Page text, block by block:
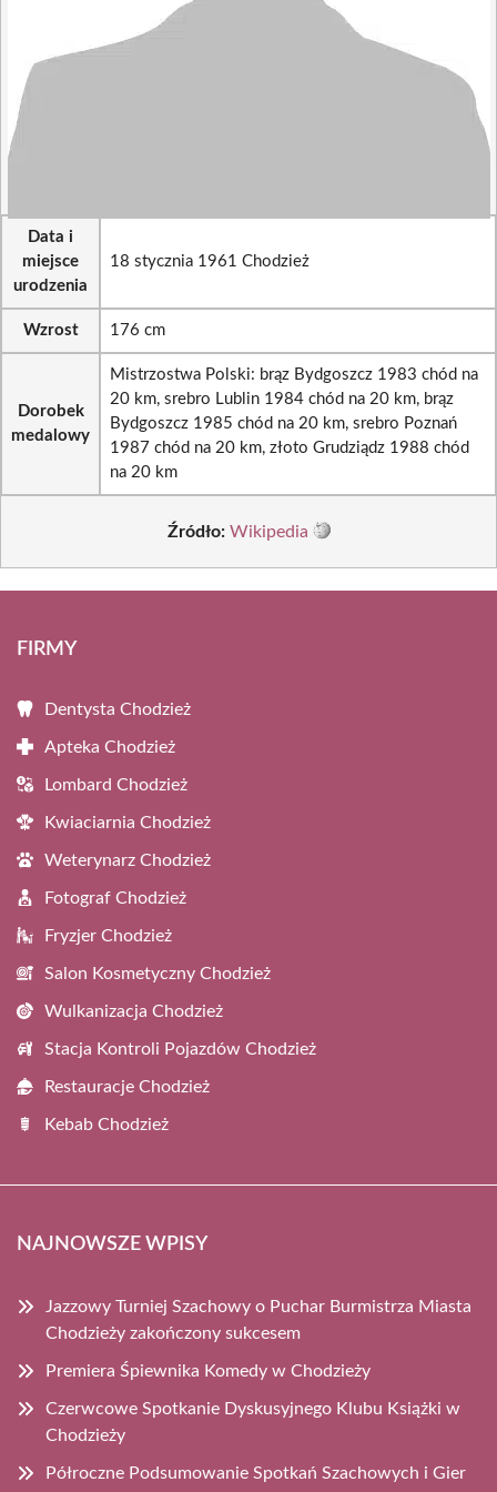
Data i
miejsce
urodzenia
18 stycznia 1961 Chodzież
Wzrost 176 cm
Dorobek
medalowy
Mistrzostwa Polski: brąz Bydgoszcz 1983 chód na
20 km, srebro Lublin 1984 chód na 20 km, brąz
Bydgoszcz 1985 chód na 20 km, srebro Poznań
1987 chód na 20 km, złoto Grudziądz 1988 chód
na 20 km
Źródło: Wikipedia
FIRMY
Dentysta Chodzież
Apteka Chodzież
Lombard Chodzież
Kwiaciarnia Chodzież
Weterynarz Chodzież
Fotograf Chodzież
Fryzjer Chodzież
Salon Kosmetyczny Chodzież
Wulkanizacja Chodzież
Stacja Kontroli Pojazdów Chodzież
Restauracje Chodzież
Kebab Chodzież
NAJNOWSZE WPISY
Jazzowy Turniej Szachowy o Puchar Burmistrza Miasta
Chodzieży zakończony sukcesem
Premiera Śpiewnika Komedy w Chodzieży
Czerwcowe Spotkanie Dyskusyjnego Klubu Książki w
Chodzieży
Półroczne Podsumowanie Spotkań Szachowych i Gier